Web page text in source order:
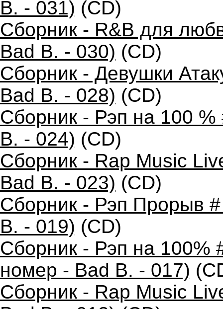
B. - 031) (CD)
Сборник - R&B для
Bad B. - 030) (CD)
Сборник - Девушки
Bad B. - 028) (CD)
Сборник - Рэп на 100
B. - 024) (CD)
Сборник - Rap Music
Bad B. - 023) (CD)
Сборник - Рэп Прорыв
B. - 019) (CD)
Сборник - Рэп на 100%
номер - Bad B. - 017)
Сборник - Rap Music